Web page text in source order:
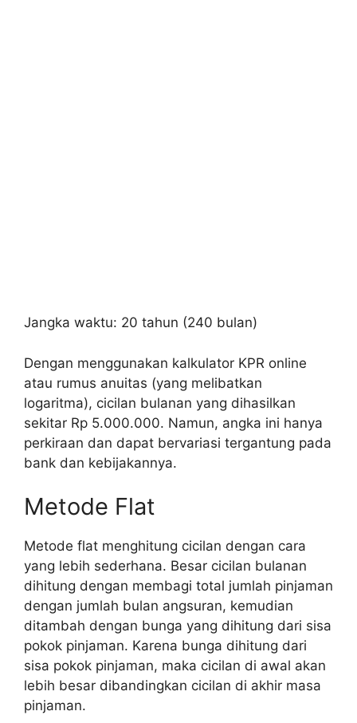
Jangka waktu: 20 tahun (240 bulan)
Dengan menggunakan kalkulator KPR online
atau rumus anuitas (yang melibatkan
logaritma), cicilan bulanan yang dihasilkan
sekitar Rp 5.000.000. Namun, angka ini hanya
perkiraan dan dapat bervariasi tergantung pada
bank dan kebijakannya.
Metode Flat
Metode flat menghitung cicilan dengan cara
yang lebih sederhana. Besar cicilan bulanan
dihitung dengan membagi total jumlah pinjaman
dengan jumlah bulan angsuran, kemudian
ditambah dengan bunga yang dihitung dari sisa
pokok pinjaman. Karena bunga dihitung dari
sisa pokok pinjaman, maka cicilan di awal akan
lebih besar dibandingkan cicilan di akhir masa
pinjaman.